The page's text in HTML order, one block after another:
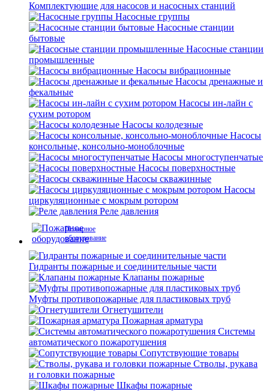
Комплектующие для насосов и насосных станций
Насосные группы
Насосные станции
бытовые
Насосные станции
промышленные
Насосы вибрационные
Насосы дренажные и
фекальные
Насосы ин-лайн с
сухим ротором
Насосы колодезные
Насосы
консольные, консольно-моноблочные
Насосы многоступенчатые
Насосы поверхностные
Насосы скважинные
Насосы
циркуляционные с мокрым ротором
Реле давления
Пожарное
оборудование
Гидранты пожарные и соединительные части
Клапаны пожарные
Муфты противопожарные для пластиковых труб
Огнетушители
Пожарная арматура
Системы
автоматического пожаротушения
Сопутствующие товары
Стволы, рукава
и головки пожарные
Шкафы пожарные